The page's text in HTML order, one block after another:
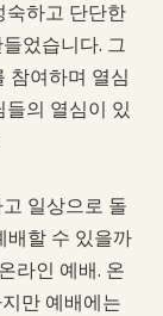
숙하고 단단한
었습니다. 그
참여하며 열심
의 열심이 있
일상으로 돌
배할 수 있을까
라인 예배. 온
만 예배에는